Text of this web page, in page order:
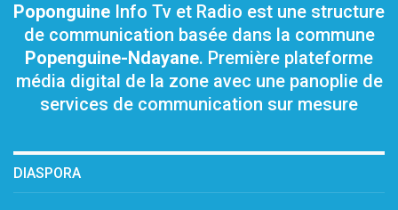
Poponguine Info Tv et Radio est une structure
de communication basée dans la commune
Popenguine-Ndayane. Première plateforme
média digital de la zone avec une panoplie de
services de communication sur mesure
DIASPORA